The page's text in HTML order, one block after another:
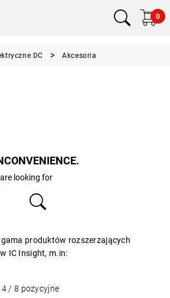
0
DC Akcesoria
looking for
gama produktów rozszerzających
IC Insight, m.in:
4 / 8 pozycyjne